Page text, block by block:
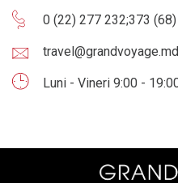
0 (22) 277 232;373
travel@grandvoyage.md
Luni - Vineri 9:00 -